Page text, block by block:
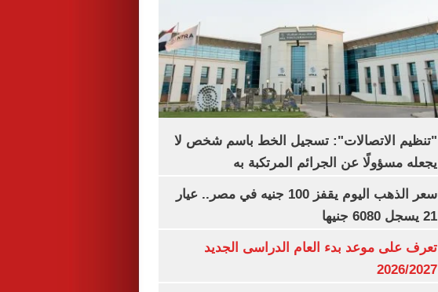
"تنظيم الاتصالات": تسجيل الخط باسم شخص لا
يجعله مسؤولًا عن الجرائم المرتكبة به
سعر الذهب اليوم يقفز 100 جنيه في مصر.. عيار
21 يسجل 6080 جنيها
تعرف على موعد بدء العام الدراسى الجديد
2026/2027